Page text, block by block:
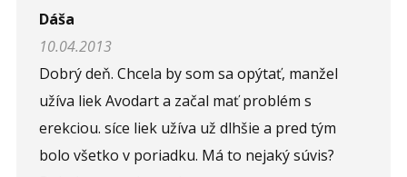
Dáša
10.04.2013
Dobrý deň. Chcela by som sa opýtať, manžel
užíva liek Avodart a začal mať problém s
erekciou. síce liek užíva už dlhšie a pred tým
bolo všetko v poriadku. Má to nejaký súvis?